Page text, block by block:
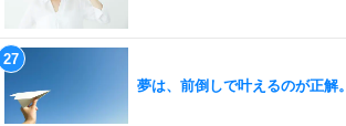
夢は、前倒しで叶えるのが正解。